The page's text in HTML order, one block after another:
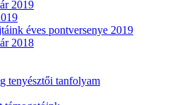
2019
éves pontversenye 2019
2018
tenyésztői tanfolyam